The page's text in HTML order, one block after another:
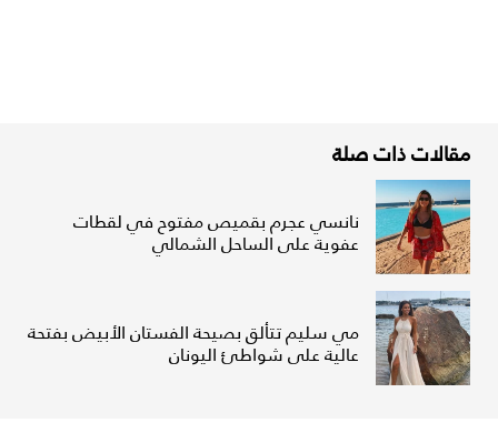
مقالات ذات صلة
نانسي عجرم بقميص مفتوح في لقطات
عفوية على الساحل الشمالي
مي سليم تتألق بصيحة الفستان الأبيض بفتحة
عالية على شواطئ اليونان